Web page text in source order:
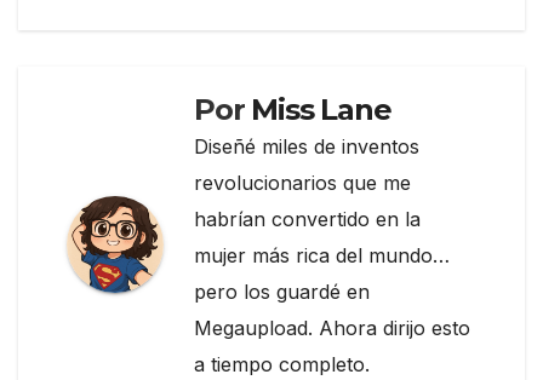
Por Miss Lane
Diseñé miles de inventos
revolucionarios que me
habrían convertido en la
mujer más rica del mundo…
pero los guardé en
Megaupload. Ahora dirijo esto
a tiempo completo.